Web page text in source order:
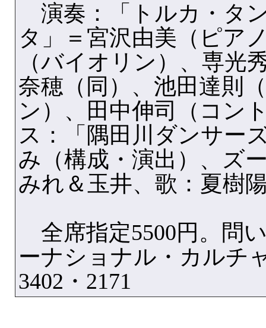
演奏：「トルカ・タ
タ」＝宮沢由美（ピア
（バイオリン）、専光
奈穂（同）、池田達則
ン）、田中伸司（コン
ス：「隅田川ダンサー
み（構成・演出）、ズ
みれ＆玉井、歌：夏樹
全席指定5500円。問
ーナショナル・カルチ
3402・2171